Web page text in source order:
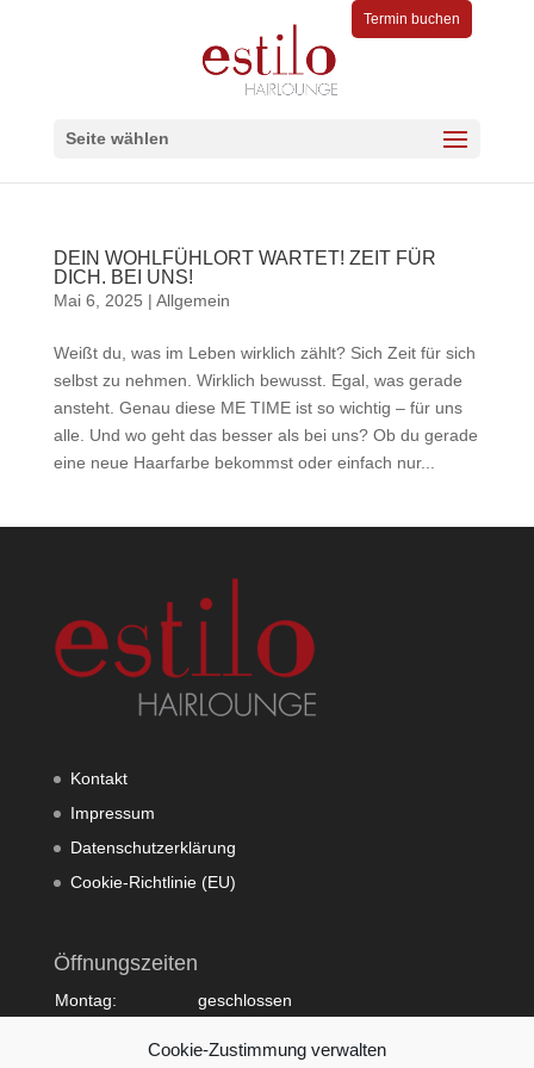
Cookie-Zustimmung verwalten
Termin buchen
Seite wählen
DEIN WOHLFÜHLORT WARTET! ZEIT FÜR
DICH. BEI UNS!
Mai 6, 2025 | Allgemein
Weißt du, was im Leben wirklich zählt? Sich Zeit für sich
selbst zu nehmen. Wirklich bewusst. Egal, was gerade
ansteht. Genau diese ME TIME ist so wichtig – für uns
alle. Und wo geht das besser als bei uns? Ob du gerade
eine neue Haarfarbe bekommst oder einfach nur...
Kontakt
Impressum
Datenschutzerklärung
Cookie-Richtlinie (EU)
Öffnungszeiten
Montag:
geschlossen
09:00 - 18:00